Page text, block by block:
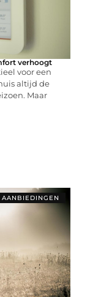
verhoogt
voor een
altijd de
Maar
AANBIEDINGEN